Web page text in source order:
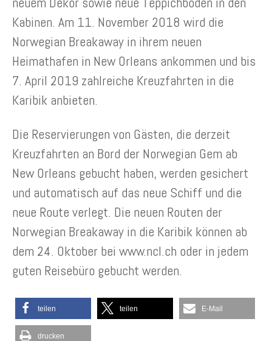
Kabinen. Am 11. November 2018 wird die
Norwegian Breakaway in ihrem neuen
Heimathafen in New Orleans ankommen und bis
7. April 2019 zahlreiche Kreuzfahrten in die
Karibik anbieten.
Die Reservierungen von Gästen, die derzeit
Kreuzfahrten an Bord der Norwegian Gem ab
New Orleans gebucht haben, werden gesichert
und automatisch auf das neue Schiff und die
neue Route verlegt. Die neuen Routen der
Norwegian Breakaway in die Karibik können ab
dem 24. Oktober bei www.ncl.ch oder in jedem
guten Reisebüro gebucht werden.
teilen teilen E-Mail
drucken